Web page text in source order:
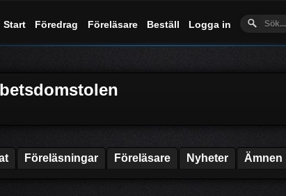
Start Föredrag Föreläsare Beställ Logga in
Föreläsningar Föreläsare Nyheter Ämnen